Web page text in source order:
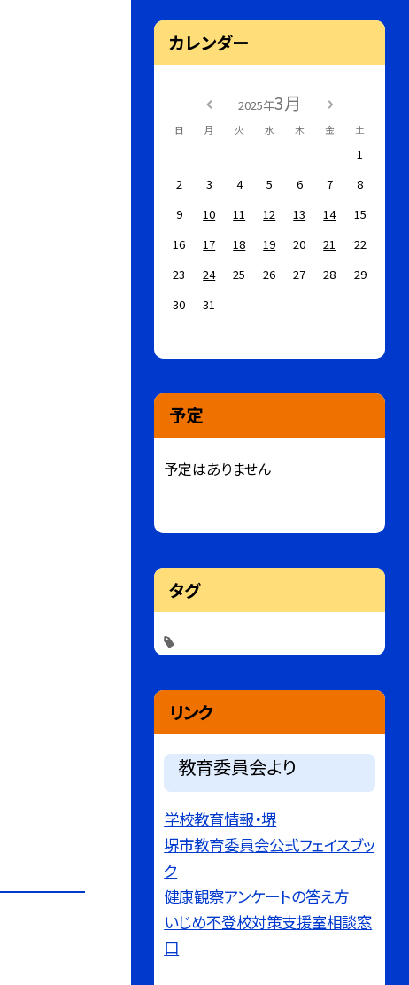
カレンダー
2025年3月
日 月 火 水 木 金 土
1
2
3 4 5 6 7
8
9
10 11 12 13 14
15
16
17 18 19 20 21
22
23
24 25 26 27 28
29
30
31
予定
予定はありません
タグ
リンク
教育委員会より
学校教育情報・堺
堺市教育委員会公式フェイスブッ
ク
健康観察アンケートの答え方
いじめ不登校対策支援室相談窓
口